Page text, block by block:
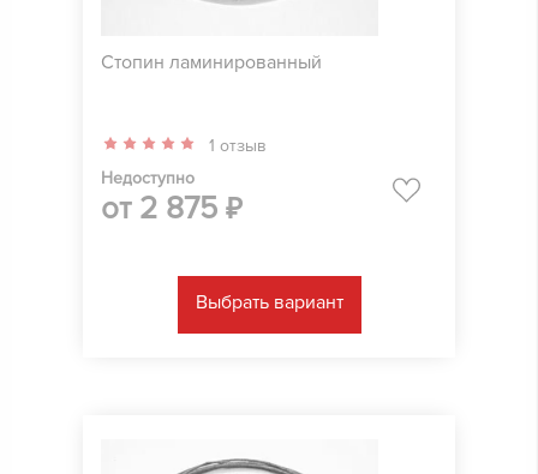
Стопин ламинированный
1 отзыв
Недоступно
от 2 875 ₽
Выбрать вариант